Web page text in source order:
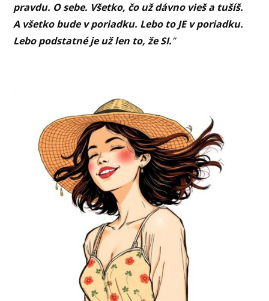
pravdu. O sebe. Všetko, čo už dávno vieš a tušíš.
A všetko bude v poriadku. Lebo to JE v poriadku.
Lebo podstatné je už len to, že SI.”